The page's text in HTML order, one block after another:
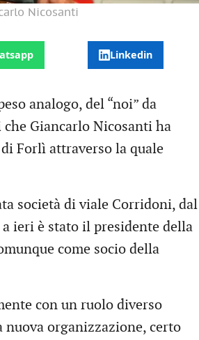
Nicosanti
Linkedin
analogo, del “noi” da
Giancarlo Nicosanti ha
Forlì attraverso la quale
società di viale Corridoni, dal
ieri è stato il presidente della
come socio della
con un ruolo diverso
organizzazione, certo